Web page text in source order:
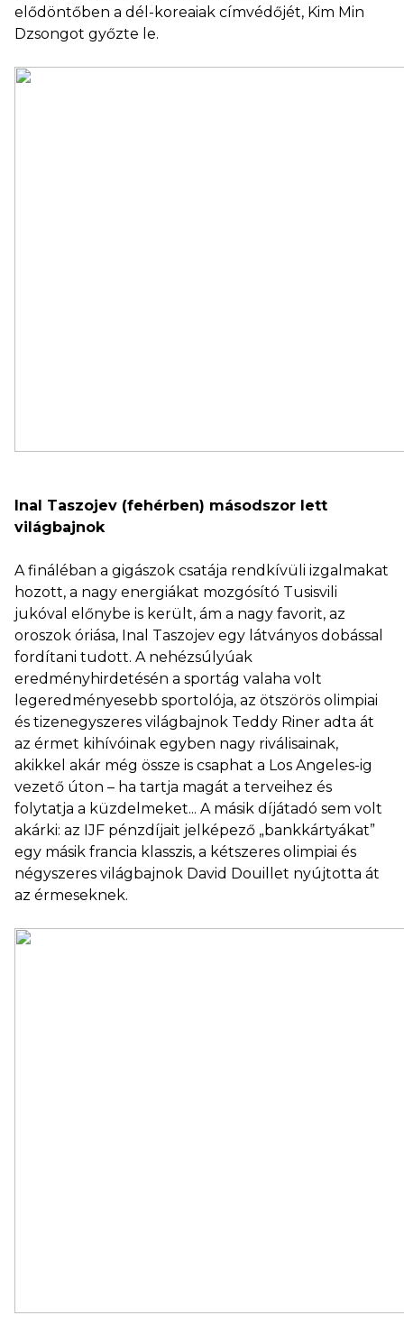
elődöntőben a dél-koreaiak címvédőjét, Kim Min
Dzsongot győzte le.
Inal Taszojev (fehérben) másodszor lett
világbajnok
A fináléban a gigászok csatája rendkívüli izgalmakat
hozott, a nagy energiákat mozgósító Tusisvili
jukóval előnybe is került, ám a nagy favorit, az
oroszok óriása, Inal Taszojev egy látványos dobással
fordítani tudott. A nehézsúlyúak
eredményhirdetésén a sportág valaha volt
legeredményesebb sportolója, az ötszörös olimpiai
és tizenegyszeres világbajnok Teddy Riner adta át
az érmet kihívóinak egyben nagy riválisainak,
akikkel akár még össze is csaphat a Los Angeles-ig
vezető úton – ha tartja magát a terveihez és
folytatja a küzdelmeket... A másik díjátadó sem volt
akárki: az IJF pénzdíjait jelképező „bankkártyákat”
egy másik francia klasszis, a kétszeres olimpiai és
négyszeres világbajnok David Douillet nyújtotta át
az érmeseknek.